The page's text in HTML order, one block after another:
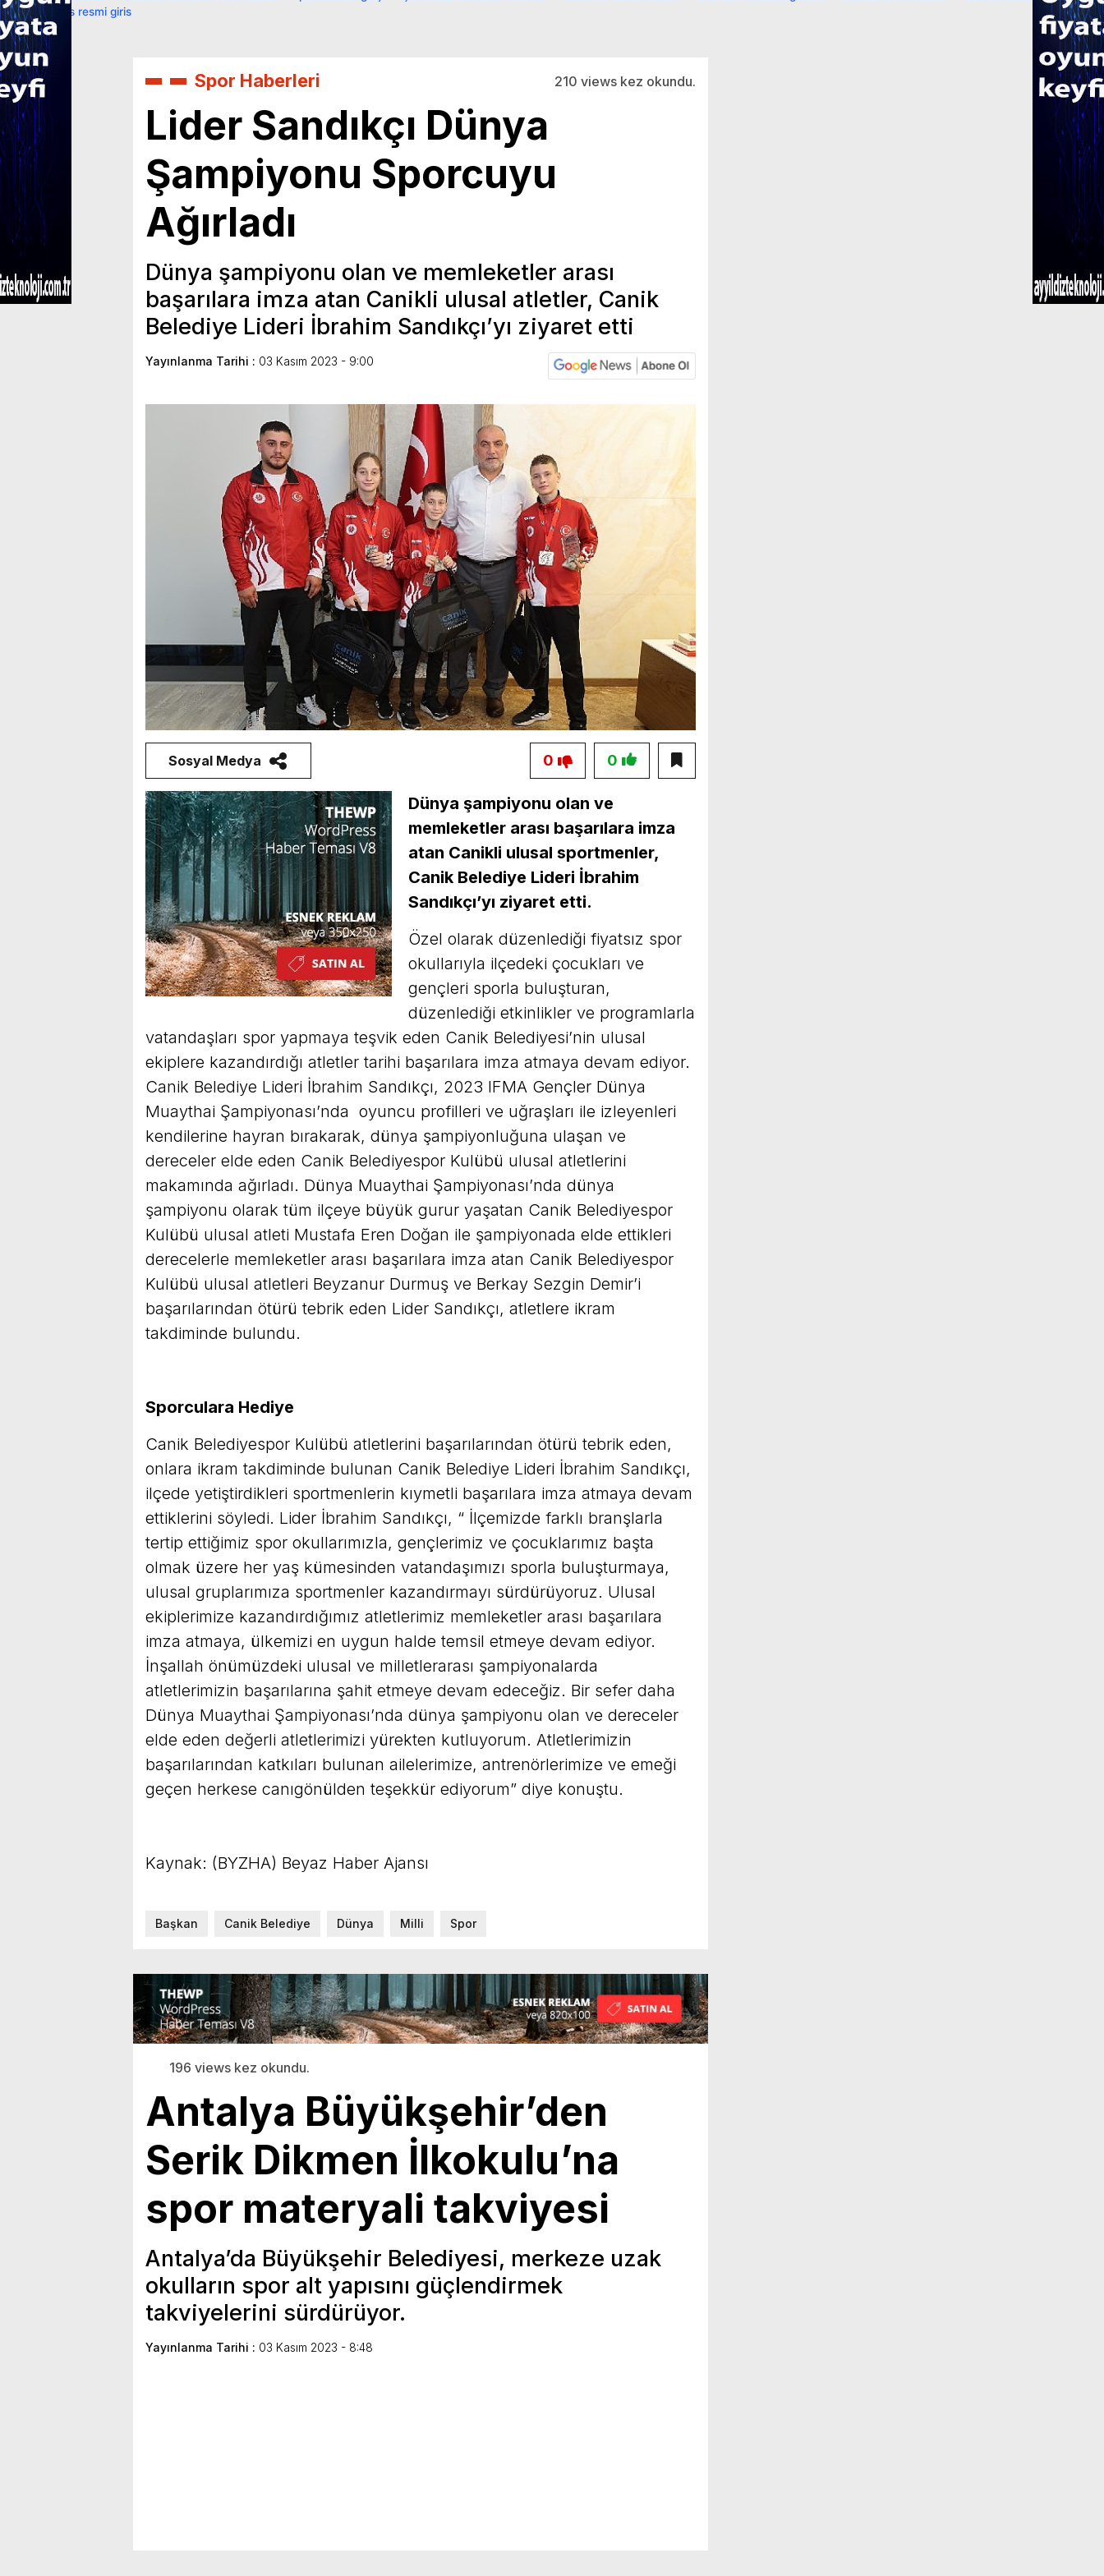
primebahis resmi giris
Spor Haberleri 210 views kez okundu.
Lider Sandıkçı Dünya
Şampiyonu Sporcuyu
Ağırladı
Dünya şampiyonu olan ve memleketler arası
başarılara imza atan Canikli ulusal atletler, Canik
Belediye Lideri İbrahim Sandıkçı’yı ziyaret etti
Yayınlanma Tarihi : 03 Kasım 2023 - 9:00
Sosyal Medya 0
0
Dünya şampiyonu olan ve
memleketler arası başarılara imza
atan Canikli ulusal sportmenler,
Canik Belediye Lideri İbrahim
Sandıkçı’yı ziyaret etti.
Özel olarak düzenlediği fiyatsız spor
okullarıyla ilçedeki çocukları ve
gençleri sporla buluşturan,
düzenlediği etkinlikler ve programlarla
vatandaşları spor yapmaya teşvik eden Canik Belediyesi’nin ulusal
ekiplere kazandırdığı atletler tarihi başarılara imza atmaya devam ediyor.
Canik Belediye Lideri İbrahim Sandıkçı, 2023 IFMA Gençler Dünya
Muaythai Şampiyonası’nda oyuncu profilleri ve uğraşları ile izleyenleri
kendilerine hayran bırakarak, dünya şampiyonluğuna ulaşan ve
dereceler elde eden Canik Belediyespor Kulübü ulusal atletlerini
makamında ağırladı. Dünya Muaythai Şampiyonası’nda dünya
şampiyonu olarak tüm ilçeye büyük gurur yaşatan Canik Belediyespor
Kulübü ulusal atleti Mustafa Eren Doğan ile şampiyonada elde ettikleri
derecelerle memleketler arası başarılara imza atan Canik Belediyespor
Kulübü ulusal atletleri Beyzanur Durmuş ve Berkay Sezgin Demir’i
başarılarından ötürü tebrik eden Lider Sandıkçı, atletlere ikram
takdiminde bulundu.
Sporculara Hediye
Canik Belediyespor Kulübü atletlerini başarılarından ötürü tebrik eden,
onlara ikram takdiminde bulunan Canik Belediye Lideri İbrahim Sandıkçı,
ilçede yetiştirdikleri sportmenlerin kıymetli başarılara imza atmaya devam
ettiklerini söyledi. Lider İbrahim Sandıkçı, “ İlçemizde farklı branşlarla
tertip ettiğimiz spor okullarımızla, gençlerimiz ve çocuklarımız başta
olmak üzere her yaş kümesinden vatandaşımızı sporla buluşturmaya,
ulusal gruplarımıza sportmenler kazandırmayı sürdürüyoruz. Ulusal
ekiplerimize kazandırdığımız atletlerimiz memleketler arası başarılara
imza atmaya, ülkemizi en uygun halde temsil etmeye devam ediyor.
İnşallah önümüzdeki ulusal ve milletlerarası şampiyonalarda
atletlerimizin başarılarına şahit etmeye devam edeceğiz. Bir sefer daha
Dünya Muaythai Şampiyonası’nda dünya şampiyonu olan ve dereceler
elde eden değerli atletlerimizi yürekten kutluyorum. Atletlerimizin
başarılarından katkıları bulunan ailelerimize, antrenörlerimize ve emeği
geçen herkese canıgönülden teşekkür ediyorum” diye konuştu.
Kaynak: (BYZHA) Beyaz Haber Ajansı
Başkan Canik Belediye Dünya Milli Spor
196 views kez okundu.
Antalya Büyükşehir’den
Serik Dikmen İlkokulu’na
spor materyali takviyesi
Antalya’da Büyükşehir Belediyesi, merkeze uzak
okulların spor alt yapısını güçlendirmek
takviyelerini sürdürüyor.
Yayınlanma Tarihi : 03 Kasım 2023 - 8:48